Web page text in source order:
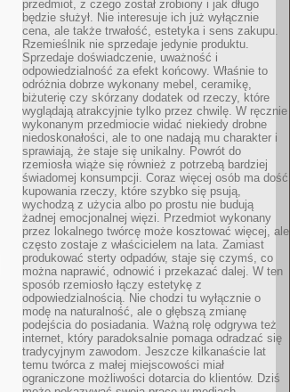
przedmiot, z czego został zrobiony i jak długo
będzie służył. Nie interesuje ich już wyłącznie
cena, ale także trwałość, estetyka i sens zakupu.
Rzemieślnik nie sprzedaje jedynie produktu.
Sprzedaje doświadczenie, uważność i
odpowiedzialność za efekt końcowy. Właśnie to
odróżnia dobrze wykonany mebel, ceramikę,
biżuterię czy skórzany dodatek od rzeczy, które
wyglądają atrakcyjnie tylko przez chwilę. W ręcznie
wykonanym przedmiocie widać niekiedy drobne
niedoskonałości, ale to one nadają mu charakter i
sprawiają, że staje się unikalny. Powrót do
rzemiosła wiąże się również z potrzebą bardziej
świadomej konsumpcji. Coraz więcej osób ma dość
kupowania rzeczy, które szybko się psują,
wychodzą z użycia albo po prostu nie budują
żadnej emocjonalnej więzi. Przedmiot wykonany
przez lokalnego twórcę może kosztować więcej, ale
często zostaje z właścicielem na lata. Zamiast
produkować sterty odpadów, staje się czymś, co
można naprawić, odnowić i przekazać dalej. W ten
sposób rzemiosło łączy estetykę z
odpowiedzialnością. Nie chodzi tu wyłącznie o
modę na naturalność, ale o głębszą zmianę
podejścia do posiadania. Ważną rolę odgrywa też
internet, który paradoksalnie pomaga odradzać się
tradycyjnym zawodom. Jeszcze kilkanaście lat
temu twórca z małej miejscowości miał
ograniczone możliwości dotarcia do klientów. Dziś